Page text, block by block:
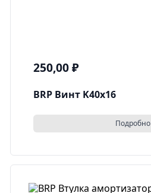
250,00₽
BRP Винт K40x16
Подробно